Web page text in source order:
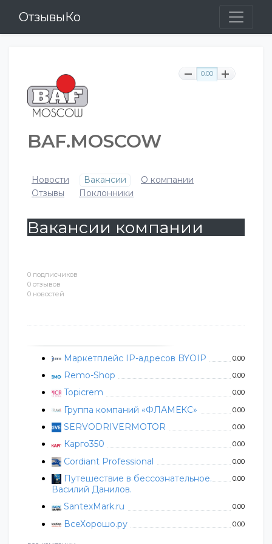
ОтзывыКо
0 подписчиков
0 отзывов
0 новостей
Маркетплейс IP-адресов BYOIP 0.00
Remo-Shop 0.00
Topicrem 0.00
Группа компаний «ФЛАМЕКС» 0.00
SERVODRIVERMOTOR 0.00
Карго350 0.00
Cordiant Professional 0.00
Путешествие в бессознательное.
Василий Данилов.
0.00
SantexMark.ru 0.00
ВсеХорошо.ру 0.00
0.00
BAF.MOSCOW
Новости Вакансии
О компании
Отзывы
Поклонники
Вакансии компании